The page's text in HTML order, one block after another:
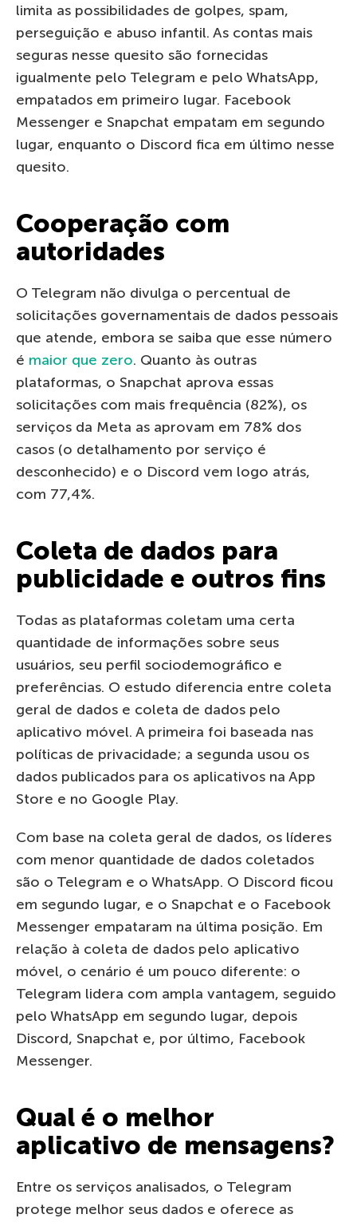
limita as possibilidades de golpes, spam,
perseguição e abuso infantil. As contas mais
seguras nesse quesito são fornecidas
igualmente pelo Telegram e pelo WhatsApp,
empatados em primeiro lugar. Facebook
Messenger e Snapchat empatam em segundo
lugar, enquanto o Discord fica em último nesse
quesito.
Cooperação com
autoridades
O Telegram não divulga o percentual de
solicitações governamentais de dados pessoais
que atende, embora se saiba que esse número
é maior que zero. Quanto às outras
plataformas, o Snapchat aprova essas
solicitações com mais frequência (82%), os
serviços da Meta as aprovam em 78% dos
casos (o detalhamento por serviço é
desconhecido) e o Discord vem logo atrás,
com 77,4%.
Coleta de dados para
publicidade e outros fins
Todas as plataformas coletam uma certa
quantidade de informações sobre seus
usuários, seu perfil sociodemográfico e
preferências. O estudo diferencia entre coleta
geral de dados e coleta de dados pelo
aplicativo móvel. A primeira foi baseada nas
políticas de privacidade; a segunda usou os
dados publicados para os aplicativos na App
Store e no Google Play.
Com base na coleta geral de dados, os líderes
com menor quantidade de dados coletados
são o Telegram e o WhatsApp. O Discord ficou
em segundo lugar, e o Snapchat e o Facebook
Messenger empataram na última posição. Em
relação à coleta de dados pelo aplicativo
móvel, o cenário é um pouco diferente: o
Telegram lidera com ampla vantagem, seguido
pelo WhatsApp em segundo lugar, depois
Discord, Snapchat e, por último, Facebook
Messenger.
Qual é o melhor
aplicativo de mensagens?
Entre os serviços analisados, o Telegram
protege melhor seus dados e oferece as